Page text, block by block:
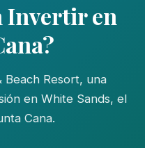
Invertir en
Beach Resort, una
en White Sands, el
Cana.